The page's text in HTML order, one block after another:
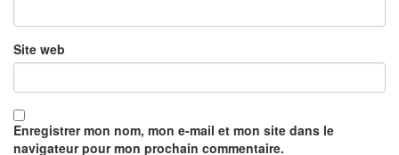
Site web
Enregistrer mon nom, mon e-mail et mon site dans le
navigateur pour mon prochain commentaire.